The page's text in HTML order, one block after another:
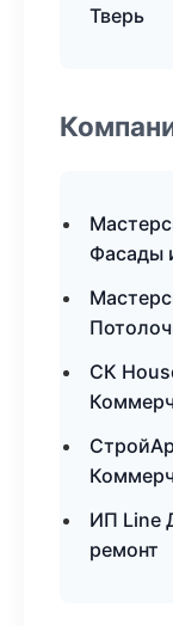
Тверь
Фасады
СК
ИП Line
ремонт